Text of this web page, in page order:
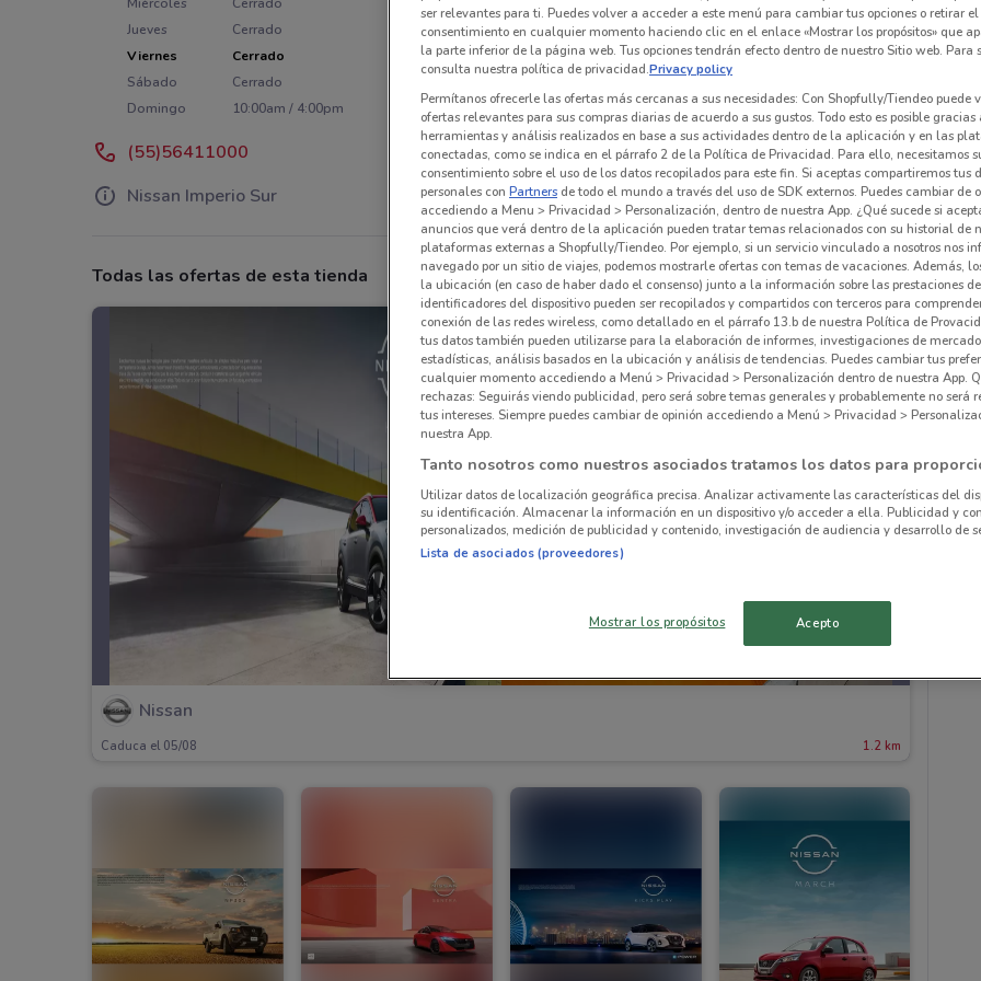
Jueves
Cerrado
Viernes
Cerrado
Sábado
Cerrado
Domingo
10:00am / 4:00pm
(55)56411000
Nissan Imperio Sur
Todas las ofertas de esta tienda
Nissan
Caduca el 05/08 1.2 km
ser relevantes para ti. Puedes volver a acceder a este menú para cambiar tus opciones o retirar el
consentimiento en cualquier momento haciendo clic en el enlace «Mostrar los propósitos» que
la parte inferior de la página web. Tus opciones tendrán efecto dentro de nuestro Sitio web. Para
consulta nuestra política de privacidad.Privacy policy
Permítanos ofrecerle las ofertas más cercanas a sus necesidades: Con Shopfully/Tiendeo puede
ofertas relevantes para sus compras diarias de acuerdo a sus gustos. Todo esto es posible gracias
herramientas y análisis realizados en base a sus actividades dentro de la aplicación y en las
conectadas, como se indica en el párrafo 2 de la Política de Privacidad. Para ello, necesitamos
consentimiento sobre el uso de los datos recopilados para este fin. Si aceptas compartiremos tus
personales con Partners de todo el mundo a través del uso de SDK externos. Puedes cambiar de
accediendo a Menu > Privacidad > Personalización, dentro de nuestra App. ¿Qué sucede si
anuncios que verá dentro de la aplicación pueden tratar temas relacionados con su historial de
plataformas externas a Shopfully/Tiendeo. Por ejemplo, si un servicio vinculado a nosotros nos
navegado por un sitio de viajes, podemos mostrarle ofertas con temas de vacaciones. Además,
la ubicación (en caso de haber dado el consenso) junto a la información sobre las prestaciones
identificadores del dispositivo pueden ser recopilados y compartidos con terceros para
conexión de las redes wireless, como detallado en el párrafo 13.b de nuestra Política de
tus datos también pueden utilizarse para la elaboración de informes, investigaciones de
estadísticas, análisis basados en la ubicación y análisis de tendencias. Puedes cambiar tus
cualquier momento accediendo a Menú > Privacidad > Personalización dentro de nuestra App.
rechazas: Seguirás viendo publicidad, pero será sobre temas generales y probablemente no será
tus intereses. Siempre puedes cambiar de opinión accediendo a Menú > Privacidad >
nuestra App.
Tanto nosotros como nuestros asociados tratamos los datos para
Utilizar datos de localización geográfica precisa. Analizar activamente las características del
su identificación. Almacenar la información en un dispositivo y/o acceder a ella. Publicidad y
personalizados, medición de publicidad y contenido, investigación de audiencia y desarrollo de
Lista de asociados (proveedores)
Mostrar los propósitos Acepto